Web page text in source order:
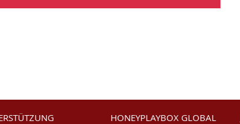
HONEYPLAYBOX GLOBAL